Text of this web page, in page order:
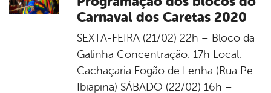
Carnaval dos Caretas 2020
SEXTA-FEIRA (21/02) 22h – Bloco da
Galinha Concentração: 17h Local:
Cachaçaria Fogão de Lenha (Rua Pe.
Ibiapina) SÁBADO (22/02) 16h –